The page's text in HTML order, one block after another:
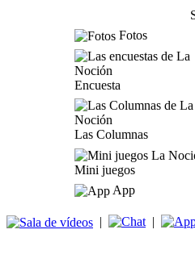
Fotos
Encuesta
Las Columnas
Mini juegos
App
| |